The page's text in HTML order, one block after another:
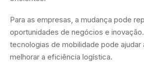
Para as empresas, a mudança pode
oportunidades de negócios e
tecnologias de mobilidade pode ajudar
melhorar a eficiência logística.